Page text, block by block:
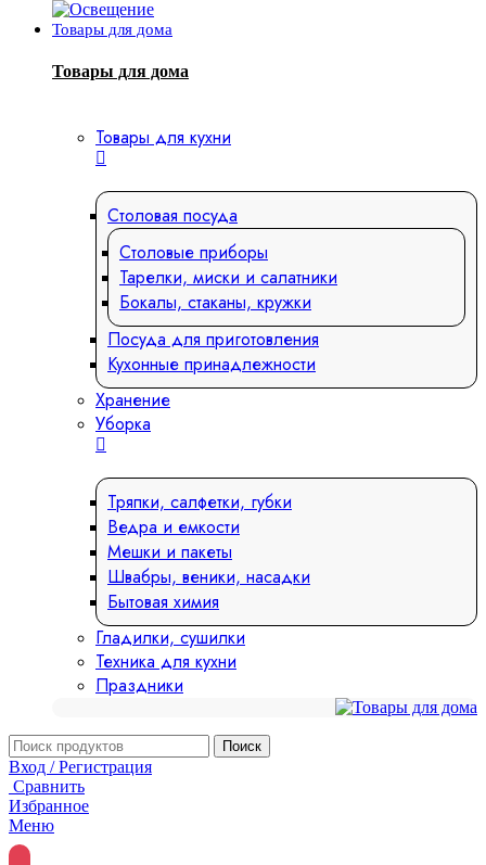
Товары для дома
Товары для дома
Товары для кухни
Столовая посуда
Столовые приборы
Тарелки, миски и салатники
Бокалы, стаканы, кружки
Посуда для приготовления
Кухонные принадлежности
Хранение
Уборка
Тряпки, салфетки, губки
Ведра и емкости
Мешки и пакеты
Швабры, веники, насадки
Бытовая химия
Гладилки, сушилки
Техника для кухни
Праздники
Поиск
Вход / Регистрация
Сравнить
Избранное
Меню